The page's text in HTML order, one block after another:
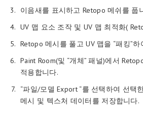
이음새를 표시하고 Retopo 메쉬를 풉
UV 맵 요소 조작 및 UV 맵 최적화(
Retopo 메시를 풀고 UV 맵을 “패킹”
Paint Room(및 “개체” 패널)에서
적용합니다.
“파일/모델 Export “를 선택하여 선택
메시 및 텍스처 데이터를 저장합니다.